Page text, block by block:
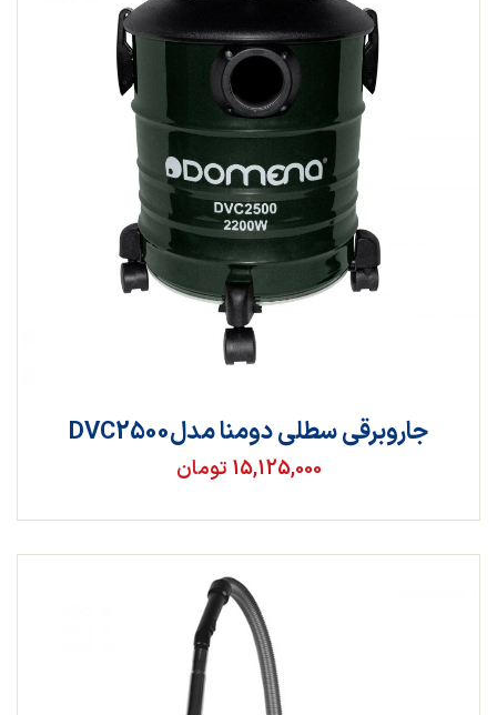
جاروبرقی سطلی دومنا مدلDVC2500
15,125,000 تومان